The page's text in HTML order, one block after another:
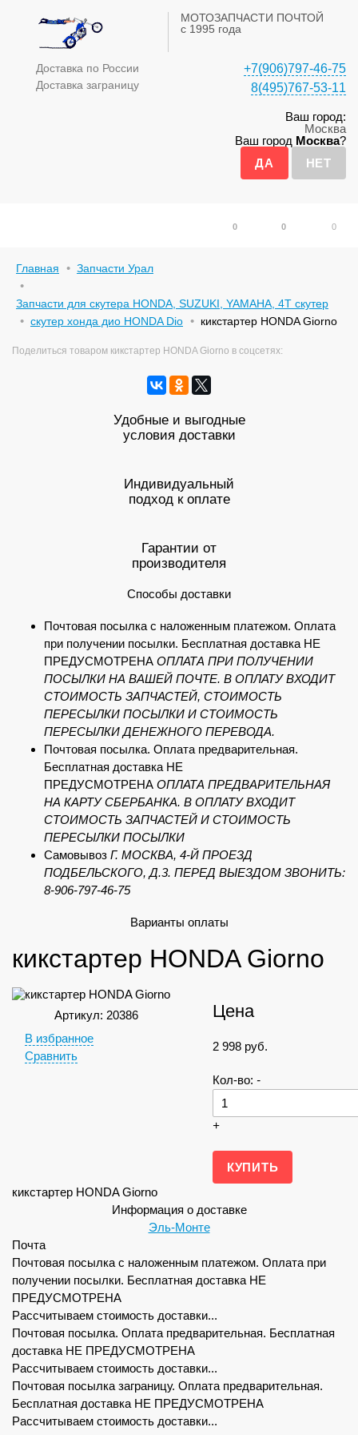
МОТОЗАПЧАСТИ ПОЧТОЙ
с 1995 года
Доставка по России
Доставка заграницу
+7(906)797-46-75
8(495)767-53-11
Ваш город:
Москва
Ваш город Москва?
0
0 0
Главная Запчасти Урал
Запчасти для скутера HONDA, SUZUKI, YAMAHA, 4Т скутер
скутер хонда дио HONDA Dio
кикстартер HONDA Giorno
Поделиться товаром кикстартер HONDA Giorno в соцсетях:
Удобные и выгодные
условия доставки
Индивидуальный
подход к оплате
Гарантии от
производителя
Способы доставки
Почтовая посылка с наложенным платежом. Оплата
при получении посылки. Бесплатная доставка НЕ
ПРЕДУСМОТРЕНА ОПЛАТА ПРИ ПОЛУЧЕНИИ
ПОСЫЛКИ НА ВАШЕЙ ПОЧТЕ. В ОПЛАТУ ВХОДИТ
СТОИМОСТЬ ЗАПЧАСТЕЙ, СТОИМОСТЬ
ПЕРЕСЫЛКИ ПОСЫЛКИ И СТОИМОСТЬ
ПЕРЕСЫЛКИ ДЕНЕЖНОГО ПЕРЕВОДА.
Почтовая посылка. Оплата предварительная.
Бесплатная доставка НЕ
ПРЕДУСМОТРЕНА ОПЛАТА ПРЕДВАРИТЕЛЬНАЯ
НА КАРТУ СБЕРБАНКА. В ОПЛАТУ ВХОДИТ
СТОИМОСТЬ ЗАПЧАСТЕЙ И СТОИМОСТЬ
ПЕРЕСЫЛКИ ПОСЫЛКИ
Самовывоз Г. МОСКВА, 4-Й ПРОЕЗД
ПОДБЕЛЬСКОГО, Д.3. ПЕРЕД ВЫЕЗДОМ ЗВОНИТЬ:
8-906-797-46-75
Варианты оплаты
кикстартер HONDA Giorno
Артикул: 20386
В избранное
Сравнить
Цена
2 998 руб.
Кол-во: -
+
кикстартер HONDA Giorno
Информация о доставке
Эль-Монте
Почта
Почтовая посылка с наложенным платежом. Оплата при
получении посылки. Бесплатная доставка НЕ
ПРЕДУСМОТРЕНА
Рассчитываем стоимость доставки...
Почтовая посылка. Оплата предварительная. Бесплатная
доставка НЕ ПРЕДУСМОТРЕНА
Рассчитываем стоимость доставки...
Почтовая посылка заграницу. Оплата предварительная.
Бесплатная доставка НЕ ПРЕДУСМОТРЕНА
Рассчитываем стоимость доставки...